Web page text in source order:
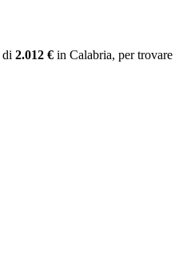
di 2.012 € in Calabria, per trovare